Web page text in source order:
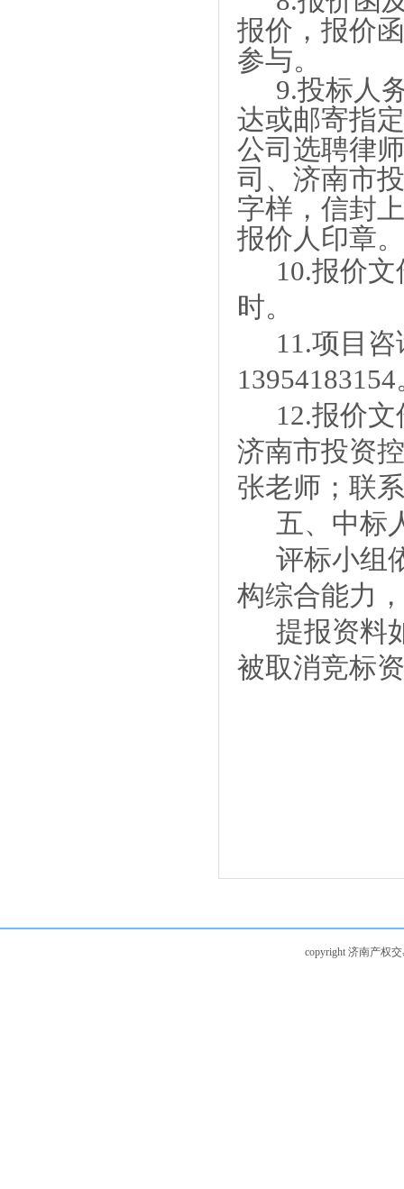
报价 ，报价
参与。
9.投标人
达或邮寄指
公司选聘律
司、济南市
字样，信封
报价人印章。
10.报价
时。
11.项目
13954183154
12.报价
济南市投资
张老师 ；联
五、中标
评标小组
构综合能力
提报资料
被取消竞标
copyright 济南产权